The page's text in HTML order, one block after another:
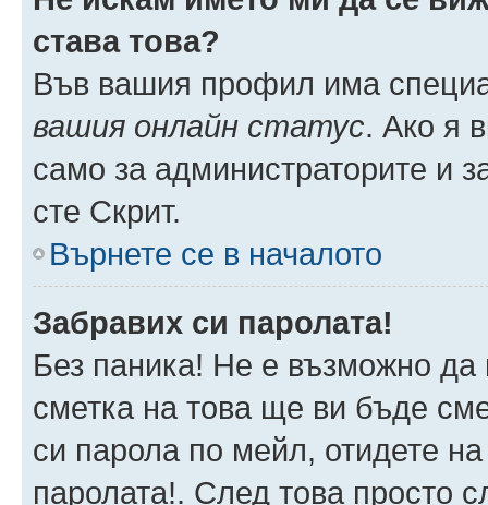
става това?
Във вашия профил има
вашия онлайн статус. Ако я
само за администраторите и
сте Скрит.
Върнете се в началото
Забравих си паролата!
Без паника! Не е възможно да
сметка на това ще ви бъде
си парола по мейл, отидете
паролата!. След това просто